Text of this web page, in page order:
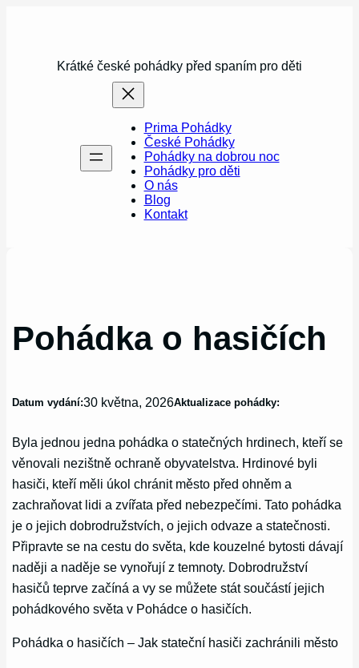
Krátké české pohádky před spaním pro děti
Prima Pohádky
České Pohádky
Pohádky na dobrou noc
Pohádky pro děti
O nás
Blog
Kontakt
Pohádka o hasičích
Datum vydání:30 května, 2026Aktualizace pohádky:
Byla jednou jedna pohádka o statečných hrdinech, kteří se
věnovali nezištně ochraně obyvatelstva. Hrdinové byli
hasiči, kteří měli úkol chránit město před ohněm a
zachraňovat lidi a zvířata před nebezpečími. Tato pohádka
je o jejich dobrodružstvích, o jejich odvaze a statečnosti.
Připravte se na cestu do světa, kde kouzelné bytosti dávají
naději a naděje se vynořují z temnoty. Dobrodružství
hasičů teprve začíná a vy se můžete stát součástí jejich
pohádkového světa v Pohádce o hasičích.
Pohádka o hasičích – Jak stateční hasiči zachránili město